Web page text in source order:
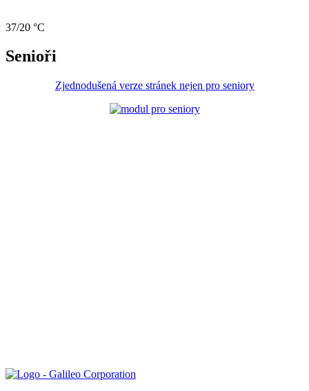
37/20 °C
Senioři
Zjednodušená verze stránek nejen pro seniory